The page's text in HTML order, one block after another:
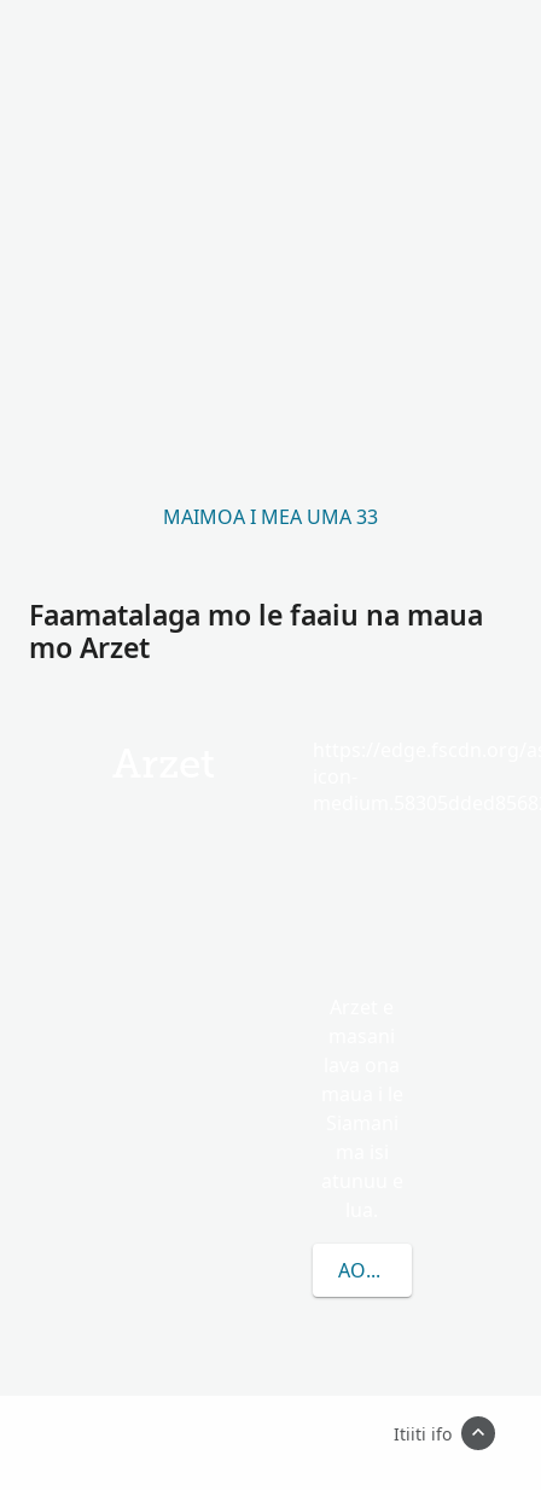
MAIMOA I MEA UMA 33
Faamatalaga mo le faaiu na maua
mo Arzet
AOAO ATILI E UIGA I
Itiiti ifo